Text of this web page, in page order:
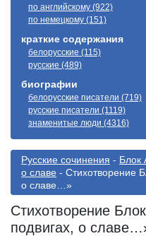
по английскому (922)
по немецкому (151)
краткие содержания
белорусские (115)
русские (489)
биографии
белорусские писатели (719)
русские писатели (1119)
знаменитые люди (4316)
Русские сочинения - Блок
о славе - Стихотворение
о славе…»
Стихотворение
подвигах, о